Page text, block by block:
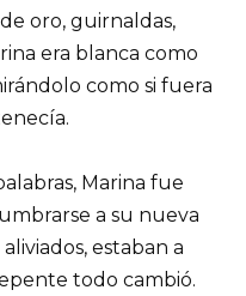
oro, guirnaldas,
era blanca como
como si fuera
Marina fue
a su nueva
estaban a
todo cambió.